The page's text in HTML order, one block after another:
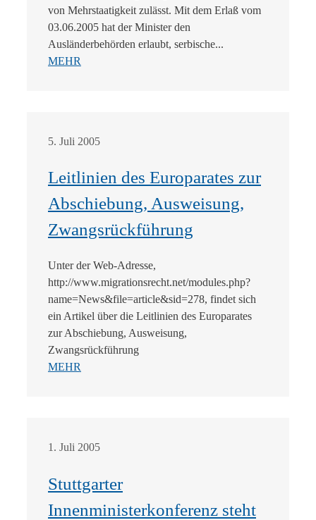
von Mehrstaatigkeit zulässt. Mit dem Erlaß vom
03.06.2005 hat der Minister den
Ausländerbehörden erlaubt, serbische...
MEHR
5. Juli 2005
Leitlinien des Europarates zur
Abschiebung, Ausweisung,
Zwangsrückführung
Unter der Web-Adresse,
http://www.migrationsrecht.net/modules.php?
name=News&file=article&sid=278, findet sich
ein Artikel über die Leitlinien des Europarates
zur Abschiebung, Ausweisung,
Zwangsrückführung
MEHR
1. Juli 2005
Stuttgarter
Innenministerkonferenz steht